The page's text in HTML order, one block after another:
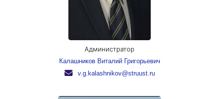
Администратор
Калашников Виталий Григорьевич
v.g.kalashnikov@struust.ru